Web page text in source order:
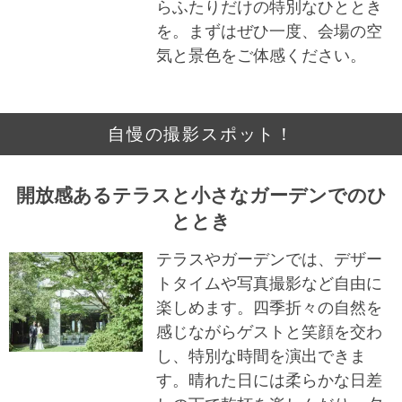
らふたりだけの特別なひととき
を。まずはぜひ一度、会場の空
気と景色をご体感ください。
自慢の撮影スポット！
開放感あるテラスと小さなガーデンでのひ
ととき
テラスやガーデンでは、デザー
トタイムや写真撮影など自由に
楽しめます。四季折々の自然を
感じながらゲストと笑顔を交わ
し、特別な時間を演出できま
す。晴れた日には柔らかな日差